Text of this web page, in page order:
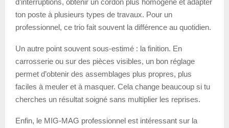
ton poste à plusieurs types de travaux. Pour un
professionnel, ce trio fait souvent la différence au quotidien.
Un autre point souvent sous-estimé : la finition. En
carrosserie ou sur des pièces visibles, un bon réglage
permet d’obtenir des assemblages plus propres, plus
faciles à meuler et à masquer. Cela change beaucoup si tu
cherches un résultat soigné sans multiplier les reprises.
Enfin, le MIG-MAG professionnel est intéressant sur la